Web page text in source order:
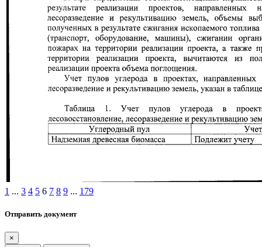
1 ... 3 4 5 6 7 8 9 ... 179
Отправить документ
×